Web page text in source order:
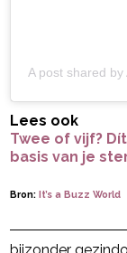
A post shared
Lees ook
Twee of vijf?
basis van je
Bron: It’s a Buzz World
Post Views: